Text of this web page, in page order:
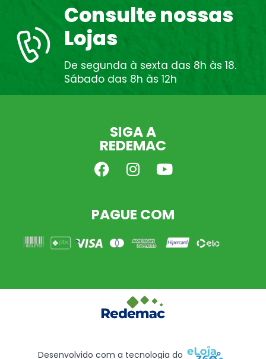
Consulte nossas
Lojas
De segunda à sexta das 8h às 18.
Sábado das 8h às 12h
SIGA A
REDEMAC
PAGUE COM
Desenvolvido com a tecnologia do